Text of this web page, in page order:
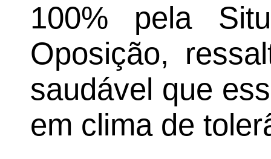
100% pela
Oposição,
saudável que
em clima de